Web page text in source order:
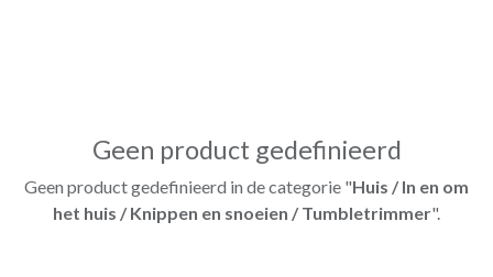
Geen product gedefinieerd
Geen product gedefinieerd in de categorie "Huis / In en om
het huis / Knippen en snoeien / Tumbletrimmer".